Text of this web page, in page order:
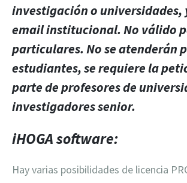
investigación o universidades,
email institucional. No válido
particulares. No se atenderán
estudiantes, se requiere la
parte de profesores de
investigadores senior.
iHOGA software:
Hay varias posibilidades de licencia